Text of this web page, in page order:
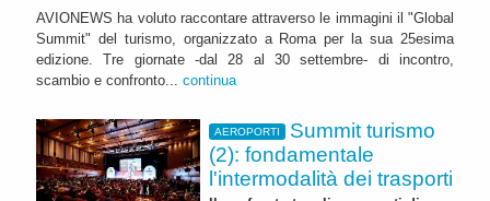
AVIONEWS ha voluto raccontare attraverso le immagini il "Global
Summit" del turismo, organizzato a Roma per la sua 25esima
edizione. Tre giornate -dal 28 al 30 settembre- di incontro,
scambio e confronto... continua
AEROPORTI
Summit turismo
(2): fondamentale
l'intermodalità dei trasporti